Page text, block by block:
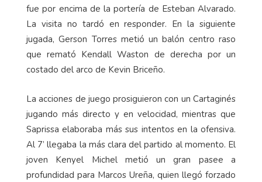
fue por encima de la portería de Esteban Alvarado.
La visita no tardó en responder. En la siguiente
jugada, Gerson Torres metió un balón centro raso
que remató Kendall Waston de derecha por un
costado del arco de Kevin Briceño.
La acciones de juego prosiguieron con un Cartaginés
jugando más directo y en velocidad, mientras que
Saprissa elaboraba más sus intentos en la ofensiva.
Al 7’ llegaba la más clara del partido al momento. El
joven Kenyel Michel metió un gran pasee a
profundidad para Marcos Ureña, quien llegó forzado